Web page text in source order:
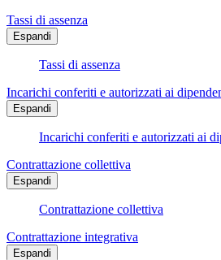
Tassi di assenza
Espandi
Tassi di assenza
Incarichi conferiti e autorizzati ai
Espandi
Incarichi conferiti e autorizzati ai
Contrattazione collettiva
Espandi
Contrattazione collettiva
Contrattazione integrativa
Espandi